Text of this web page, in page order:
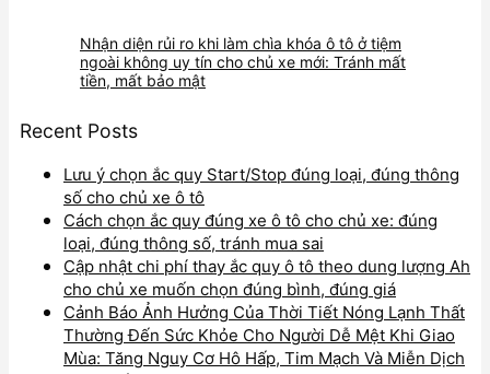
Nhận diện rủi ro khi làm chìa khóa ô tô ở tiệm
ngoài không uy tín cho chủ xe mới: Tránh mất
tiền, mất bảo mật
Recent Posts
Lưu ý chọn ắc quy Start/Stop đúng loại, đúng thông
số cho chủ xe ô tô
Cách chọn ắc quy đúng xe ô tô cho chủ xe: đúng
loại, đúng thông số, tránh mua sai
Cập nhật chi phí thay ắc quy ô tô theo dung lượng Ah
cho chủ xe muốn chọn đúng bình, đúng giá
Cảnh Báo Ảnh Hưởng Của Thời Tiết Nóng Lạnh Thất
Thường Đến Sức Khỏe Cho Người Dễ Mệt Khi Giao
Mùa: Tăng Nguy Cơ Hô Hấp, Tim Mạch Và Miễn Dịch